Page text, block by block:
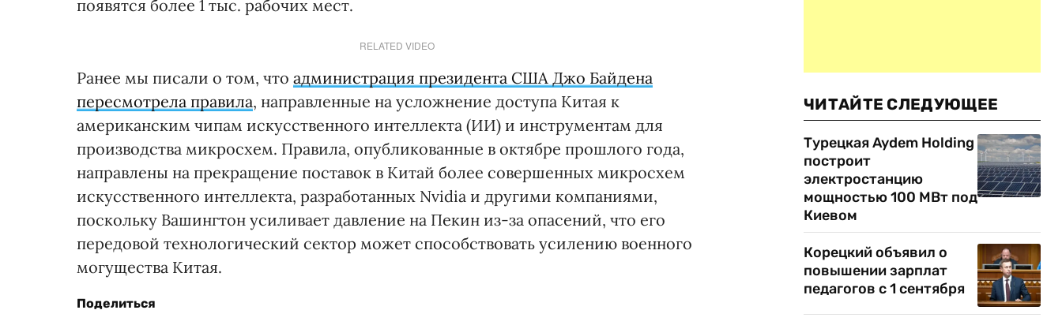
появятся более 1 тыс. рабочих мест.
RELATED VIDEO
Ранее мы писали о том, что администрация президента США Джо Байдена
пересмотрела правила, направленные на усложнение доступа Китая к
американским чипам искусственного интеллекта (ИИ) и инструментам для
производства микросхем. Правила, опубликованные в октябре прошлого года,
направлены на прекращение поставок в Китай более совершенных микросхем
искусственного интеллекта, разработанных Nvidia и другими компаниями,
поскольку Вашингтон усиливает давление на Пекин из-за опасений, что его
передовой технологический сектор может способствовать усилению военного
могущества Китая.
Поделиться
ЧИТАЙТЕ СЛЕДУЮЩЕЕ
Турецкая Aydem Holding
построит
электростанцию
мощностью 100 МВт под
Киевом
Корецкий объявил о
повышении зарплат
педагогов с 1 сентября